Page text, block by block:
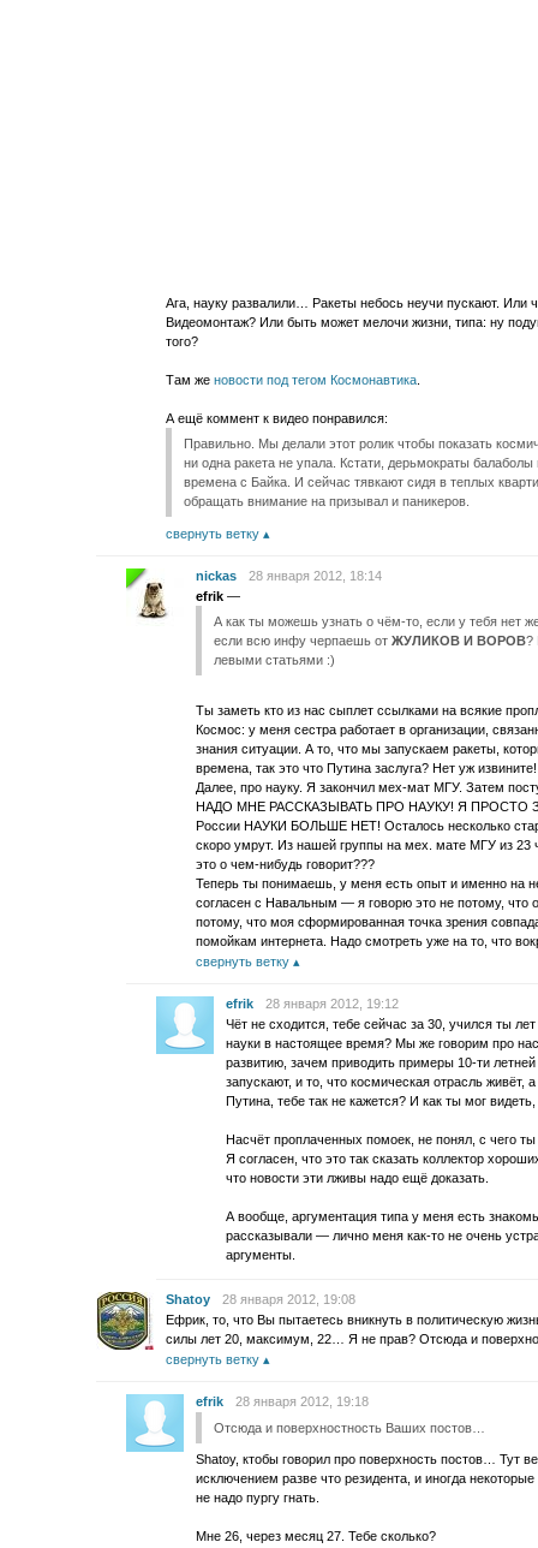
Ага, науку развалили… Ракеты небось неучи пускают. Или
Видеомонтаж? Или быть может мелочи жизни, типа: ну
того?
Там же новости под тегом Космонавтика
А ещё коммент к видео понравился:
Правильно. Мы делали этот ролик чтобы показать
ни одна ракета не упала. Кстати, дерьмократы
времена с Байка. И сейчас тявкают сидя в теплых
обращать внимание на призывал и паникеров.
свернуть ветку
nickas
28 января 2012, 18:14
efrik —
А как ты можешь узнать о чём-то, если у тебя нет
если всю инфу черпаешь от ЖУЛИКОВ И ВОРОВ?
левыми статьями :)
Ты заметь кто из нас сыплет ссылками на всякие
Космос: у меня сестра работает в организации,
знания ситуации. А то, что мы запускаем ракеты,
времена, так это что Путина заслуга? Нет уж
Далее, про науку. Я закончил мех-мат МГУ. Затем
НАДО МНЕ РАССКАЗЫВАТЬ ПРО НАУКУ! Я ПРОСТО
России НАУКИ БОЛЬШЕ НЕТ! Осталось несколько
скоро умрут. Из нашей группы на мех. мате МГУ из
это о чем-нибудь говорит???
Теперь ты понимаешь, у меня есть опыт и именно на
согласен с Навальным — я говорю это не потому, что
потому, что моя сформированная точка зрения
помойкам интернета. Надо смотреть уже на то, что
свернуть ветку
efrik
28 января 2012, 19:12
Чёт не сходится, тебе сейчас за 30, учился ты
науки в настоящее время? Мы же говорим про
развитию, зачем приводить примеры 10-ти
запускают, и то, что космическая отрасль живёт,
Путина, тебе так не кажется? И как ты мог
Насчёт проплаченных помоек, не понял, с чего
Я согласен, что это так сказать коллектор
что новости эти лживы надо ещё доказать.
А вообще, аргументация типа у меня есть
рассказывали — лично меня как-то не очень
аргументы.
Shatoy
28 января 2012, 19:08
Ефрик, то, что Вы пытаетесь вникнуть в политическую
силы лет 20, максимум, 22… Я не прав? Отсюда и
свернуть ветку
efrik
28 января 2012, 19:18
Отсюда и поверхностность Ваших постов…
Shatoy, ктобы говорил про поверхность постов… Тут
исключением разве что резидента, и иногда
не надо пургу гнать.
Мне 26, через месяц 27. Тебе сколько?